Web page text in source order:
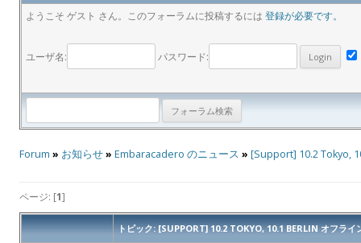
ようこそ ゲスト さん。このフォーラムに投稿するには 登録が必要です。
ユーザ名: パスワード:
Forum » お知らせ» Embaracadero のニュース » [Support] 10.2 Tokyo,
ページ: [1]
トピック: [SUPPORT] 10.2 TOKYO, 10.1 BERLIN オフライ